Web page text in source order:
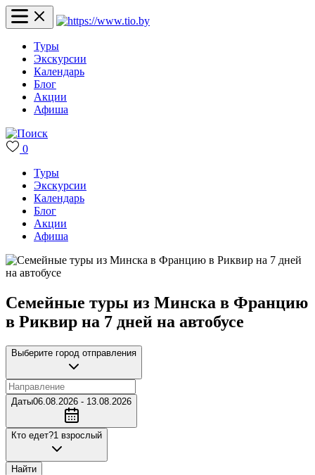
Туры
Экскурсии
Календарь
Блог
Акции
Афиша
0
Туры
Экскурсии
Календарь
Блог
Акции
Афиша
Семейные туры из Минска в Францию
в Риквир на 7 дней на автобусе
Выберите город отправления
Даты06.08.2026 - 13.08.2026
Кто едет?1 взрослый
Найти